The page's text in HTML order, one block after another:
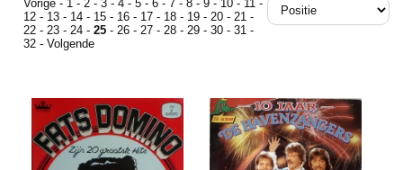
Vorige - 1 - 2 - 3 - 4 - 5 - 6 - 7 - 8 - 9 - 10 - 11 -
12 - 13 - 14 - 15 - 16 - 17 - 18 - 19 - 20 - 21 -
22 - 23 - 24 - 25 - 26 - 27 - 28 - 29 - 30 - 31 -
32 - Volgende